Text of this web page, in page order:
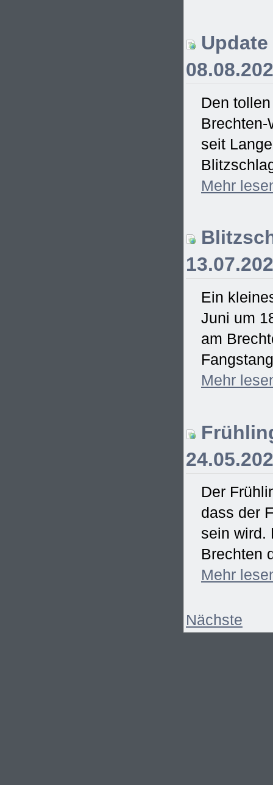
Den
Brechten-
seit
Mehr
Ein
Juni um
am
Mehr
Der
dass der
sein wird.
Brechten
Mehr
Nächste